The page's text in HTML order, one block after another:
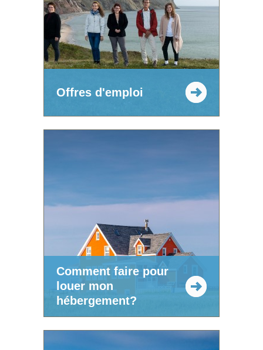
Offres d'emploi
Comment faire pour
louer mon
hébergement?